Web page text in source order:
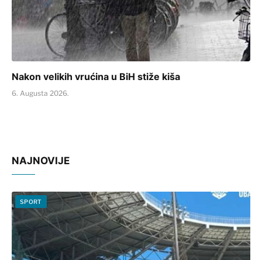
Nakon velikih vrućina u BiH stiže kiša
6. Augusta 2026.
NAJNOVIJE
SPORT